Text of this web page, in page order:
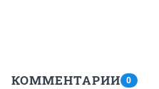
КОММЕНТАРИИ 0